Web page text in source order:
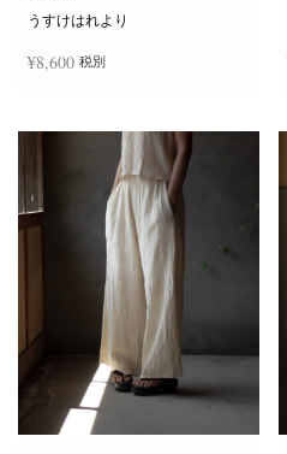
うすけはれより
¥8,600 税別
の
商
品
に
は
複
数
の
バ
リ
エ
ー
シ
ョ
ン
が
あ
ま